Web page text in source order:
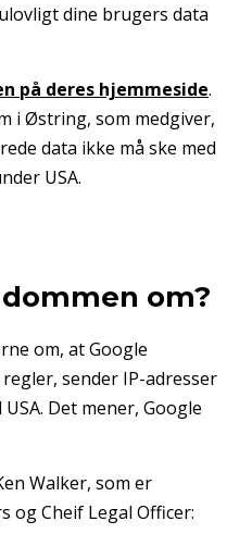
dine brugers data
på deres hjemmeside.
i Østring, som medgiver,
data ikke må ske med
USA.
om?
om, at Google
sender IP-adresser
Det mener, Google
Walker, som er
og Cheif Legal Officer: